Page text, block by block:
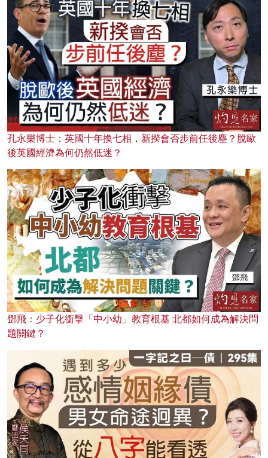
孔永樂博士：英國十年換七相，新揆會否步前任後塵？脫歐
後英國經濟為何仍然低迷？
鄧飛：少子化衝擊「中小幼」教育根基 北都如何成為解決問
題關鍵？